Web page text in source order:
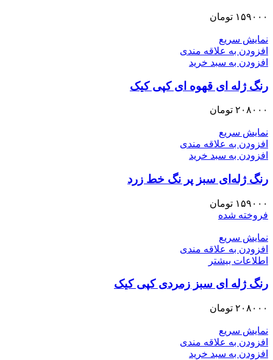
۱۵۹۰۰۰ تومان
نمایش سریع
افزودن به علاقه مندی
افزودن به سبد خرید
رنگ ژله ای قهوه ای کپی کیک
۲۰۸۰۰۰ تومان
نمایش سریع
افزودن به علاقه مندی
افزودن به سبد خرید
رنگ ژله‌ای سبز پر نگ خط زرد
۱۵۹۰۰۰ تومان
فروخته شده
نمایش سریع
افزودن به علاقه مندی
اطلاعات بیشتر
رنگ ژله ای سبز زمردی کپی کیک
۲۰۸۰۰۰ تومان
نمایش سریع
افزودن به علاقه مندی
افزودن به سبد خرید